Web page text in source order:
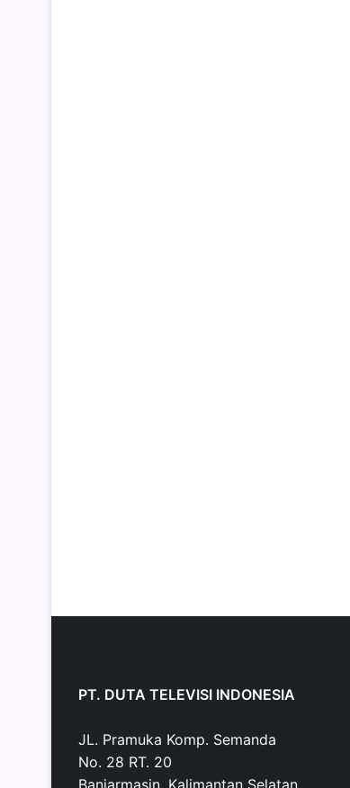
PT. DUTA TELEVISI INDONESIA
JL. Pramuka Komp. Semanda
No. 28 RT. 20
Banjarmasin, Kalimantan Selatan